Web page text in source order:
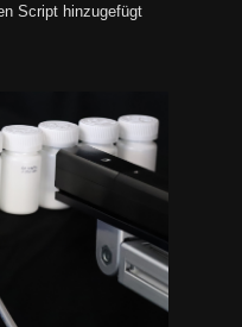
Script hinzugefügt